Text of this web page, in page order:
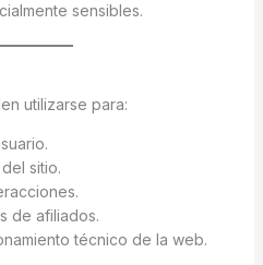
sensibles.
utilizarse para:
sitio.
de afiliados.
técnico de la web.